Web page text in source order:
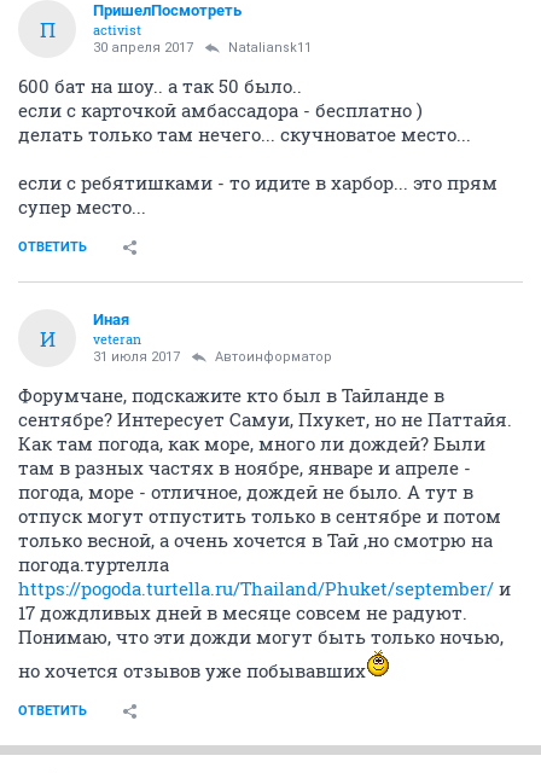
П
ПришелПосмотреть
activist
30 апреля 2017 Nataliansk11
600 бат на шоу.. а так 50 было..
если с карточкой амбассадора - бесплатно )
делать только там нечего... скучноватое место...
если с ребятишками - то идите в харбор... это прям
супер место...
ОТВЕТИТЬ
И
Иная
veteran
31 июля 2017 Автоинформатор
Форумчане, подскажите кто был в Тайланде в
сентябре? Интересует Самуи, Пхукет, но не Паттайя.
Как там погода, как море, много ли дождей? Были
там в разных частях в ноябре, январе и апреле -
погода, море - отличное, дождей не было. А тут в
отпуск могут отпустить только в сентябре и потом
только весной, а очень хочется в Тай ,но смотрю на
погода.туртелла
https://pogoda.turtella.ru/Thailand/Phuket/september/ и
17 дождливых дней в месяце совсем не радуют.
Понимаю, что эти дожди могут быть только ночью,
но хочется отзывов уже побывавших
ОТВЕТИТЬ